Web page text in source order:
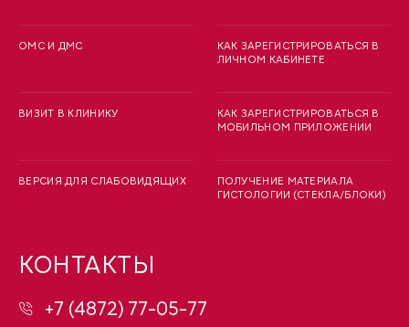
ОМС И ДМС
ВИЗИТ В КЛИНИКУ
ВЕРСИЯ ДЛЯ СЛАБОВИДЯЩИХ
КАК ЗАРЕГИСТРИРОВАТЬСЯ В
ЛИЧНОМ КАБИНЕТЕ
КАК ЗАРЕГИСТРИРОВАТЬСЯ В
МОБИЛЬНОМ ПРИЛОЖЕНИИ
ПОЛУЧЕНИЕ МАТЕРИАЛА
ГИСТОЛОГИИ (СТЕКЛА/БЛОКИ)
КОНТАКТЫ
+7 (4872) 77-05-77